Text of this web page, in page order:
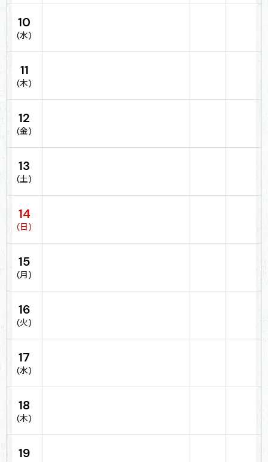
10
(水)
11
(木)
12
(金)
13
(土)
14
(日)
15
(月)
16
(火)
17
(水)
18
(木)
19